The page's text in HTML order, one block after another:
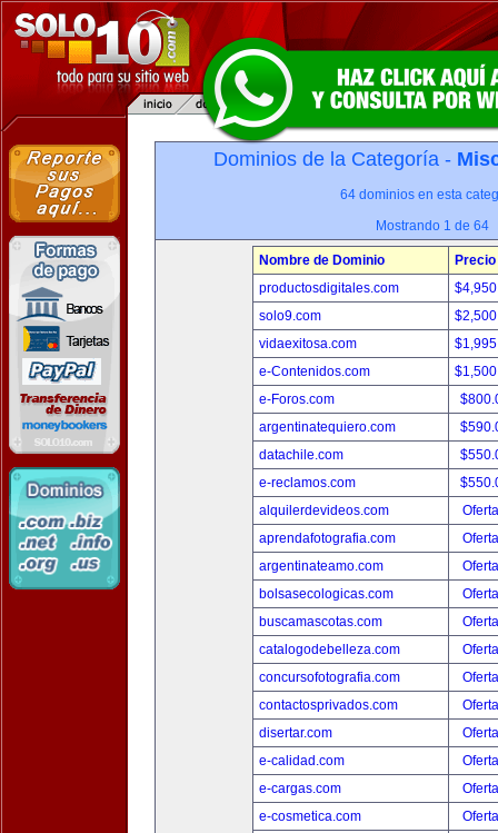
Dominios de la Categoría -
64 dominios en esta
Mostrando 1 de 64
Nombre de Dominio
Precio
productosdigitales.com
solo9.com
vidaexitosa.com
e-Contenidos.com
e-Foros.com
argentinatequiero.com
datachile.com
e-reclamos.com
alquilerdevideos.com
aprendafotografia.com
argentinateamo.com
bolsasecologicas.com
buscamascotas.com
catalogodebelleza.com
concursofotografia.com
contactosprivados.com
disertar.com
e-calidad.com
e-cargas.com
e-cosmetica.com